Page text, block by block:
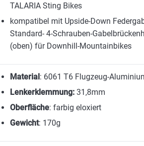
TALARIA Sting Bikes
kompatibel mit Upside-Down
Standard- 4-Schrauben-
(oben) für Downhill-Mountainbikes
Material: 6061 T6 Flugzeug-
Lenkerklemmung: 31,8mm
Oberfläche: farbig eloxiert
Gewicht: 170g